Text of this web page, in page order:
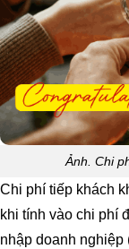
Ảnh. Chi
Chi phí tiếp khách
khi tính vào chi phí
nhập doanh nghiệp